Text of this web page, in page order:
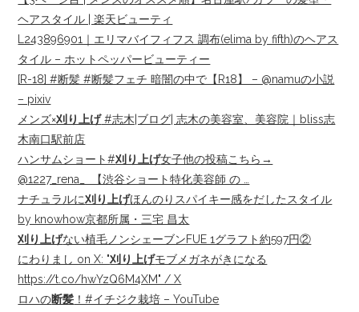
ヘアスタイル | 楽天ビューティ
L243896901｜エリマバイフィフス 調布(elima by fifth)のヘアス
タイル – ホットペッパービューティー
[R-18] #断髪 #断髪フェチ 暗闇の中で【R18】 – @namuの小説
– pixiv
メンズ×刈り上げ#志木|ブログ| 志木の美容室、美容院｜bliss志
木南口駅前店
ハンサムショート#刈り上げ女子他の投稿こちら→
@1227_rena_ ︎ 【渋谷ショート特化美容師 の …
ナチュラルに刈り上げほんのりスパイキー感をだしたスタイル
by knowhow京都所属・三宅 昌太
刈り上げない植毛ノンシェーブンFUE 1グラフト約597円②
にわりまし on X: "刈り上げモブメガネがきになる
https://t.co/hwYzQ6M4XM" / X
ロハの断髪 ！#イチジク栽培 – YouTube